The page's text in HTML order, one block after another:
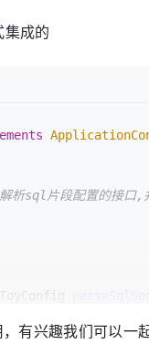
成的
析sql片段配置的接口
有兴趣我们可以一